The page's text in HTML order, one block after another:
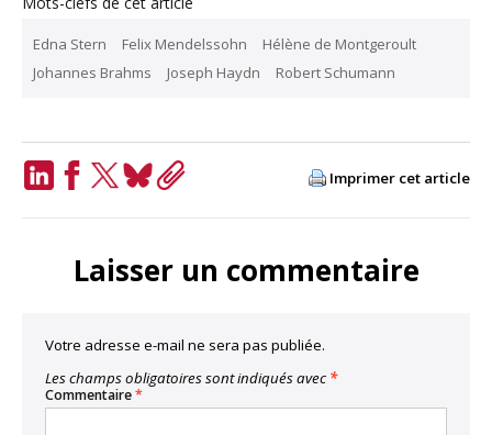
Edna Stern Felix Mendelssohn
Hélène de Montgeroult
Johannes Brahms
Joseph Haydn Robert Schumann
Imprimer cet article
Laisser un commentaire
Votre adresse e-mail ne sera pas publiée.
Les champs obligatoires sont indiqués avec *
Commentaire*